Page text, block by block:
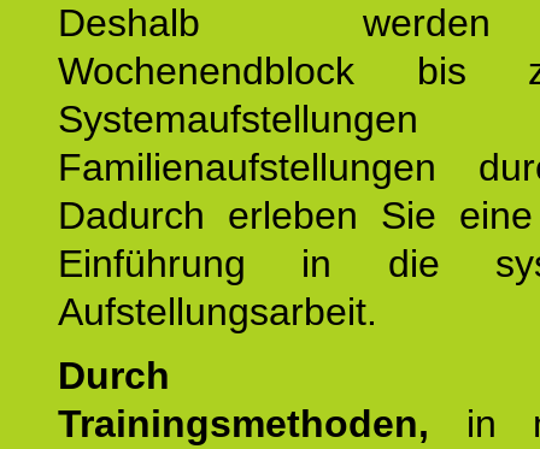
Deshalb
Wochenendblock bis
Familienaufstellungen
Dadurch erleben Sie
Einführung in die
Aufstellungsarbeit.
Durch
Trainingsmethoden, in